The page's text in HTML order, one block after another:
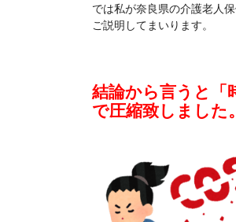
では私が奈良県の介護老人
ご説明してまいります。
結論から言うと「
で圧縮致しました。